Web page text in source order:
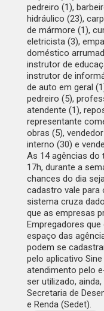
pedreiro (1),
hidráulico (23),
de mármore (1),
eletricista (3),
doméstico
instrutor de
instrutor de
de auto em geral
pedreiro (5),
atendente (1),
representante
obras (5),
interno (30) e
As 14 agências do
17h, durante a
chances do dia
cadastro vale para
sistema cruza
que as empresas
Empregadores
espaço das
podem se
pelo aplicativo
atendimento pelo
ser utilizado, ainda,
Secretaria de
e Renda (Sedet).